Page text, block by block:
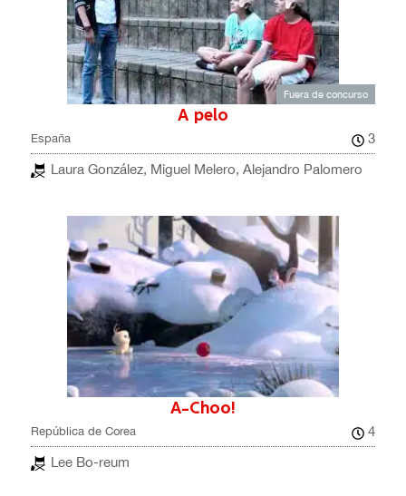
Fuera de concurso
A pelo
España
3
Laura González, Miguel Melero, Alejandro Palomero
A-Choo!
República de Corea
4
Lee Bo-reum